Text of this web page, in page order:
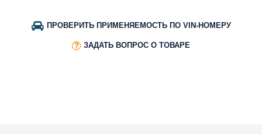
ПРОВЕРИТЬ ПРИМЕНЯЕМОСТЬ ПО VIN-НОМЕРУ
ЗАДАТЬ ВОПРОС О ТОВАРЕ